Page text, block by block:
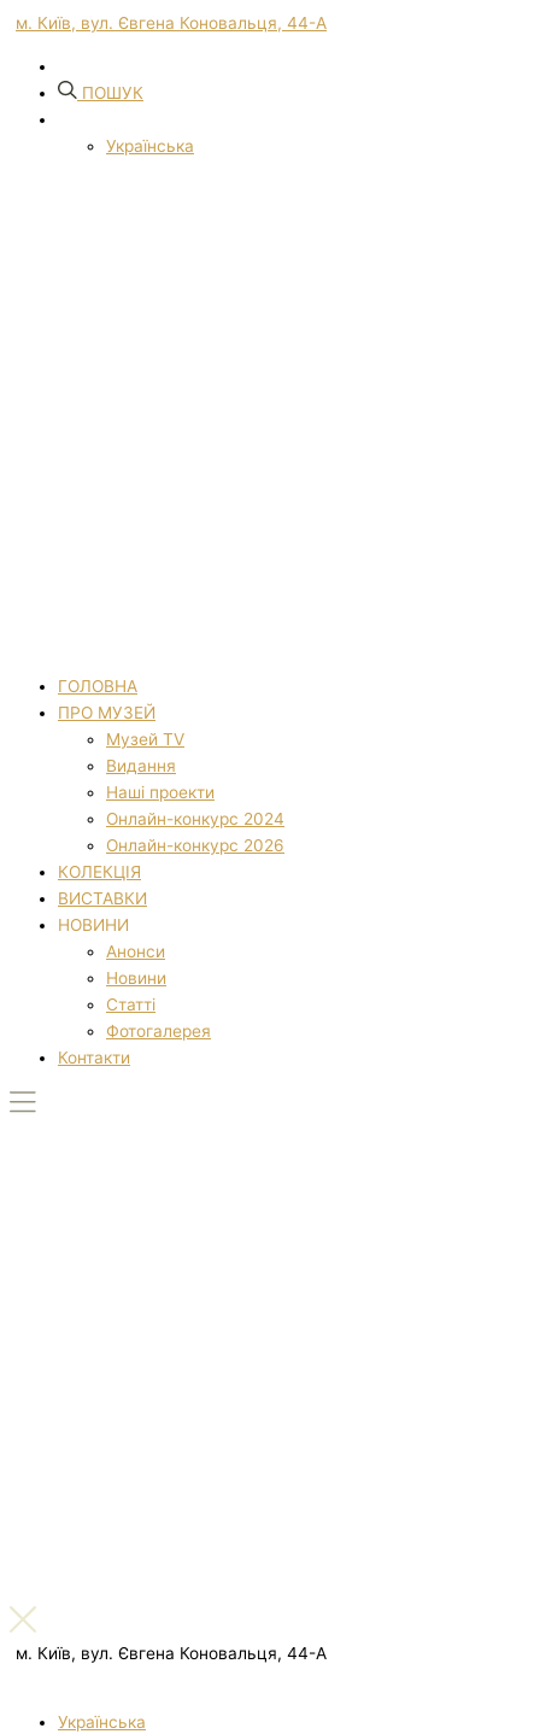
м. Київ, вул. Євгена Коновальця, 44-А
ПОШУК
Українська
ГОЛОВНА
ПРО МУЗЕЙ
Музей TV
Видання
Наші проекти
Онлайн-конкурс 2024
Онлайн-конкурс 2026
КОЛЕКЦІЯ
ВИСТАВКИ
НОВИНИ
Анонси
Новини
Статті
Фотогалерея
Контакти
м. Київ, вул. Євгена Коновальця, 44-А
Українська